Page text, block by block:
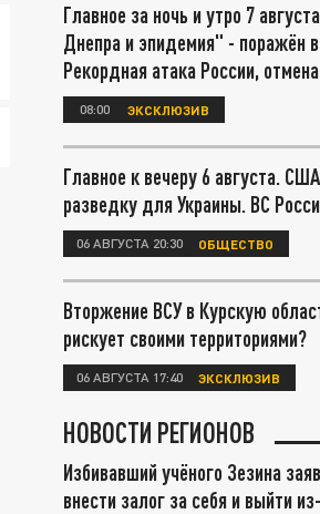
Главное за ночь и утро 7
Днепра и эпидемия" - поражён
Рекордная атака России,
08:00 ЭКСКЛЮЗИВ
Главное к вечеру 6 августа.
разведку для Украины. ВС
06 АВГУСТА 20:30 ОБЩЕСТВО
Вторжение ВСУ в Курскую
рискует своими территориями?
06 АВГУСТА 17:40 ЭКСКЛЮЗИВ
НОВОСТИ РЕГИОНОВ
Избивавший учёного Зезина
внести залог за себя и выйти